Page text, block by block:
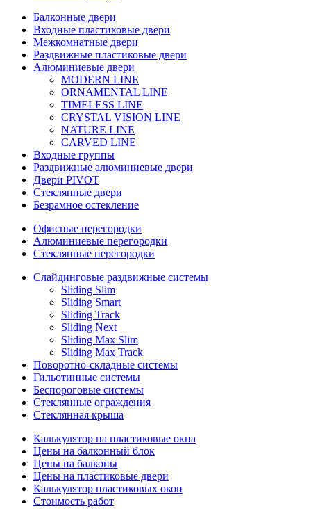
Балконные двери
Входные пластиковые двери
Межкомнатные двери
Раздвижные пластиковые двери
Алюминиевые двери
MODERN LINE
ORNAMENTAL LINE
TIMELESS LINE
CRYSTAL VISION LINE
NATURE LINE
CARVED LINE
Входные группы
Раздвижные алюминиевые двери
Двери PIVOT
Стеклянные двери
Безрамное остекление
Офисные перегородки
Алюминиевые перегородки
Стеклянные перегородки
Слайдинговые раздвижные системы
Sliding Slim
Sliding Smart
Sliding Track
Sliding Next
Sliding Max Slim
Sliding Max Track
Поворотно-складные системы
Гильотинные системы
Беспороговые системы
Стеклянные ограждения
Стеклянная крыша
Калькулятор на пластиковые окна
Цены на балконный блок
Цены на балконы
Цены на пластиковые двери
Калькулятор пластиковых окон
Стоимость работ